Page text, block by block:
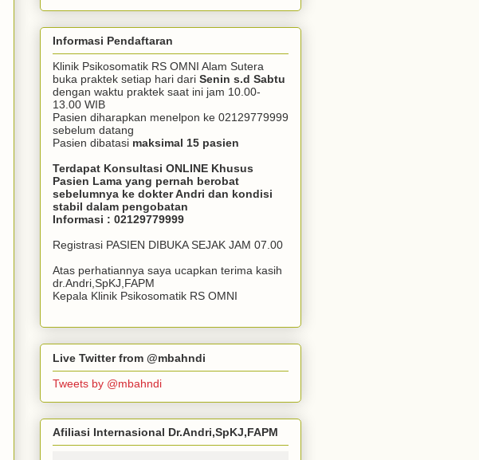
Informasi Pendaftaran
Klinik Psikosomatik RS OMNI Alam Sutera
buka praktek setiap hari dari Senin s.d Sabtu
dengan waktu praktek saat ini jam 10.00-
13.00 WIB
Pasien diharapkan menelpon ke 02129779999
sebelum datang
Pasien dibatasi maksimal 15 pasien
Terdapat Konsultasi ONLINE Khusus
Pasien Lama yang pernah berobat
sebelumnya ke dokter Andri dan kondisi
stabil dalam pengobatan
Informasi : 02129779999
Registrasi PASIEN DIBUKA SEJAK JAM 07.00
Atas perhatiannya saya ucapkan terima kasih
dr.Andri,SpKJ,FAPM
Kepala Klinik Psikosomatik RS OMNI
Live Twitter from @mbahndi
Tweets by @mbahndi
Afiliasi Internasional Dr.Andri,SpKJ,FAPM